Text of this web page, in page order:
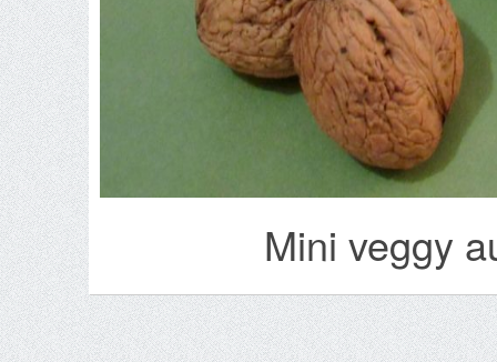
Mini veggy